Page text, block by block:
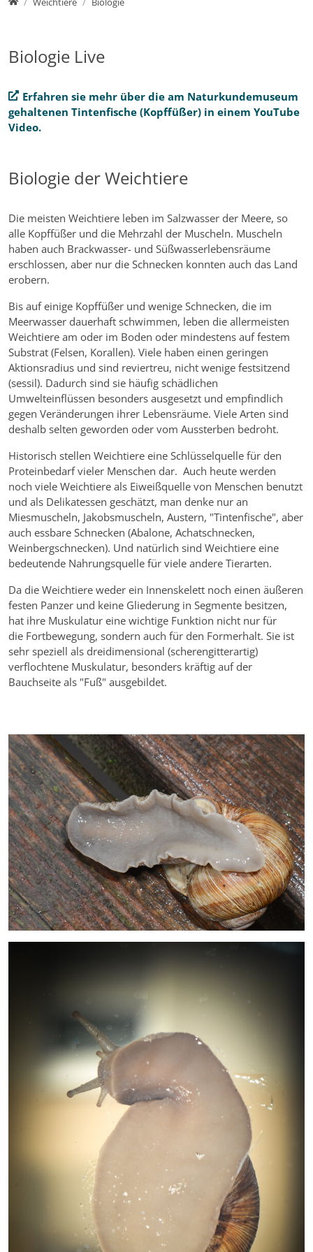
Biologie Live
Erfahren sie mehr über die am Naturkundemuseum
gehaltenen Tintenfische (Kopffüßer) in einem YouTube
Video.
Biologie der Weichtiere
Die meisten Weichtiere leben im Salzwasser der Meere, so
alle Kopffüßer und die Mehrzahl der Muscheln. Muscheln
haben auch Brackwasser- und Süßwasserlebensräume
erschlossen, aber nur die Schnecken konnten auch das Land
erobern.
Bis auf einige Kopffüßer und wenige Schnecken, die im
Meerwasser dauerhaft schwimmen, leben die allermeisten
Weichtiere am oder im Boden oder mindestens auf festem
Substrat (Felsen, Korallen). Viele haben einen geringen
Aktionsradius und sind reviertreu, nicht wenige festsitzend
(sessil). Dadurch sind sie häufig schädlichen
Umwelteinflüssen besonders ausgesetzt und empfindlich
gegen Veränderungen ihrer Lebensräume. Viele Arten sind
deshalb selten geworden oder vom Aussterben bedroht.
Historisch stellen Weichtiere eine Schlüsselquelle für den
Proteinbedarf vieler Menschen dar. Auch heute werden
noch viele Weichtiere als Eiweißquelle von Menschen benutzt
und als Delikatessen geschätzt, man denke nur an
Miesmuscheln, Jakobsmuscheln, Austern, "Tintenfische", aber
auch essbare Schnecken (Abalone, Achatschnecken,
Weinbergschnecken). Und natürlich sind Weichtiere eine
bedeutende Nahrungsquelle für viele andere Tierarten.
Da die Weichtiere weder ein Innenskelett noch einen äußeren
festen Panzer und keine Gliederung in Segmente besitzen,
hat ihre Muskulatur eine wichtige Funktion nicht nur für
die Fortbewegung, sondern auch für den Formerhalt. Sie ist
sehr speziell als dreidimensional (scherengitterartig)
verflochtene Muskulatur, besonders kräftig auf der
Bauchseite als "Fuß" ausgebildet.